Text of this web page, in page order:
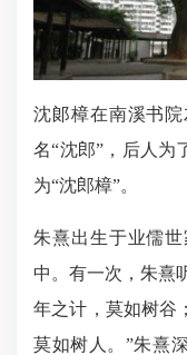
沈郞樟在南溪书
名“沈郎”，后人为
为“沈郎樟”。
朱熹出生于业儒
中。有一次，朱熹
年之计，莫如树谷
莫如树人。”朱熹